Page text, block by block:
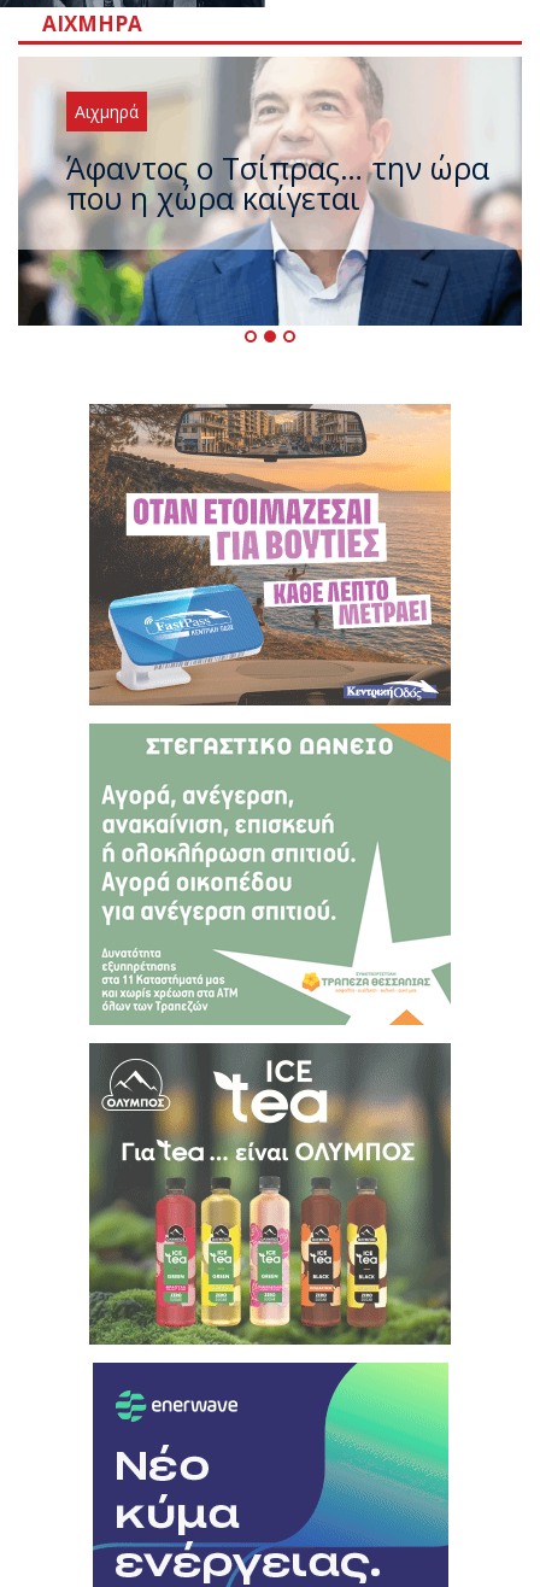
ΑΙΧΜΗΡΆ
Αιχμηρά
Άφαντος ο Τσίπρας… την ώρα
που η χώρα καίγεται